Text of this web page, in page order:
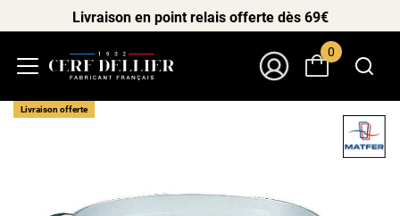
Livraison en point relais offerte dès 69€
0
Livraison offerte